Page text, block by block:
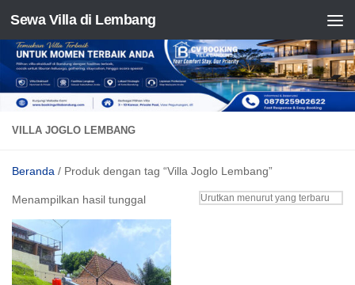
Skip to content
Sewa Villa di Lembang
VILLA JOGLO LEMBANG
Beranda / Produk dengan tag “Villa Joglo Lembang”
Menampilkan hasil tunggal